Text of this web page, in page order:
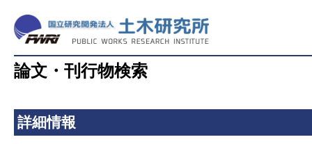
論文・刊行物検索
詳細情報